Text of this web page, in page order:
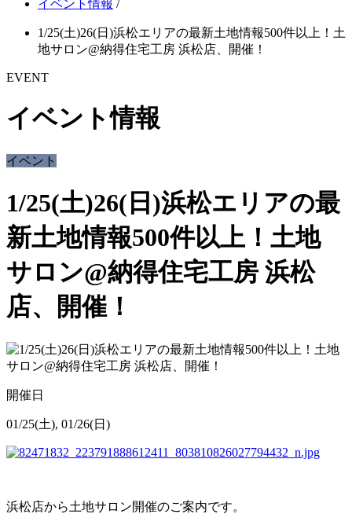
イベント情報 /
1/25(土)26(日)浜松エリアの最新土地情報500件以上！土
地サロン@納得住宅工房 浜松店、開催！
EVENT
イベント情報
イベント
1/25(土)26(日)浜松エリアの最
新土地情報500件以上！土地
サロン@納得住宅工房 浜松
店、開催！
開催日
01/25(土), 01/26(日)
浜松店から土地サロン開催のご案内です。